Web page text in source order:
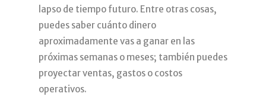
lapso de tiempo futuro. Entre otras cosas,
puedes saber cuánto dinero
aproximadamente vas a ganar en las
próximas semanas o meses; también puedes
proyectar ventas, gastos o costos
operativos.